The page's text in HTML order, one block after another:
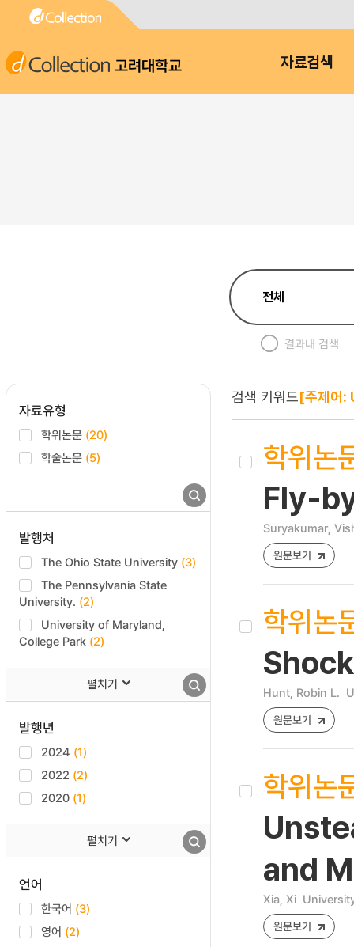
고려대학교 자료검색
결과내 검색
자료유형
학위논문 (20)
학술논문 (5)
발행처
The Ohio State University (3)
The Pennsylvania State
University. (2)
University of Maryland,
College Park (2)
펼치기
발행년
2024 (1)
2022 (2)
2020 (1)
펼치기
언어
한국어 (3)
영어 (2)
검색 키워드[주제어
학위논
Fly-
Suryakumar,
원문보기
학위논
Hunt, Robin L.
원문보기
학위논
and
Xia, Xi
원문보기